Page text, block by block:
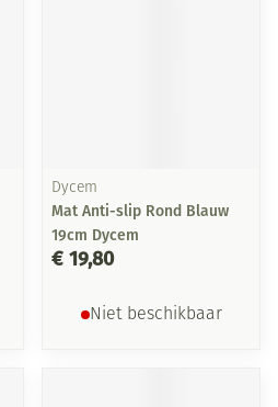
Dycem
Mat Anti-slip Rond Blauw
19cm Dycem
€ 19,80
Niet beschikbaar